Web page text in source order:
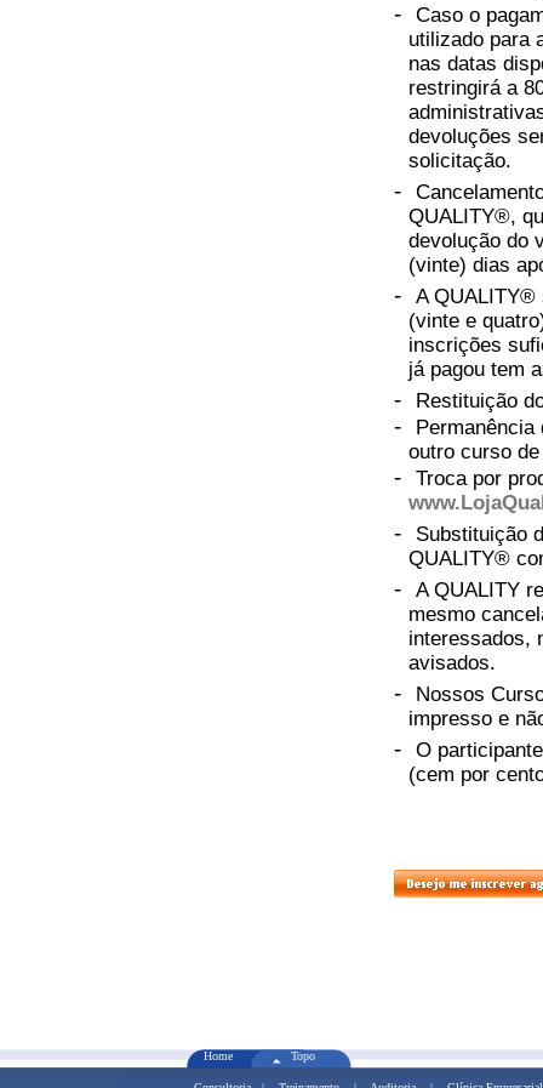
-
Caso o
utilizado para
nas datas
restringirá a
devoluções
solicitação.
-
QUALITY®,
devolução do
(vinte) dias
-
A QUALITY®
(vinte e
inscrições
já pagou tem
- Restituição
-
outro curso
-
Troca por
-
Substituição
QUALITY®
-
A QUALITY
mesmo
interessados,
avisados.
-
Nossos
impresso e
-
O
(cem por
Home Topo